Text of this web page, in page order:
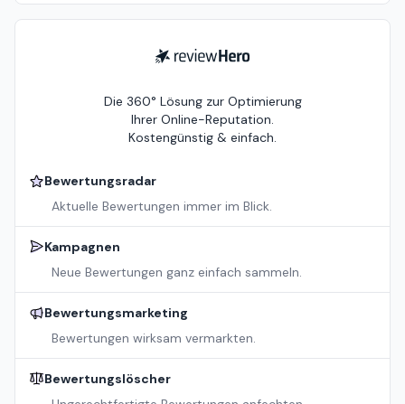
ReviewHero
Die 360° Lösung zur Optimierung
Ihrer Online-Reputation.
Kostengünstig & einfach.
Bewertungsradar
Aktuelle Bewertungen immer im Blick.
Kampagnen
Neue Bewertungen ganz einfach sammeln.
Bewertungsmarketing
Bewertungen wirksam vermarkten.
Bewertungslöscher